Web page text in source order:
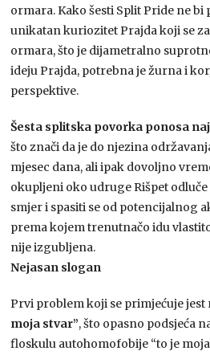
ormara. Kako šesti Split Pride ne bi
unikatan kuriozitet Prajda koji se
ormara, što je dijametralno
ideju Prajda, potrebna je žurna i
perspektive.
Šesta splitska povorka ponosa
što znači da je do njezina
mjesec dana, ali ipak dovoljno
okupljeni oko udruge Rišpet
smjer i spasiti se od potencijalnog
prema kojem trenutnačo idu
nije izgubljena.
Nejasan slogan
Prvi problem koji se primjećuje jest
moja stvar”, što opasno podsjeća
floskulu autohomofobije “to je